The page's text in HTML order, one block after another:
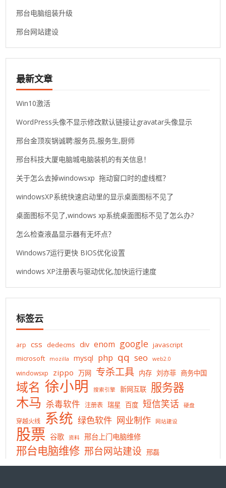
邢台电脑组装升级
邢台网站建设
最新文章
Win10激活
WordPress头像不显示修改默认链接让gravatar头像显示
邢台金顶炭锅诚聘:服务员,服务生,厨师
邢台科技大厦电脑城电脑装机的有关信息！
关于怎么去掉windowsxp 拖动窗口时的虚线框？
windowsXP系统快速启动里的显示桌面图标不见了
桌面图标不见了,windows xp系统桌面图标不见了怎么办?
怎么检查液晶显示器有无坏点？
Windows7运行更快 BIOS优化设置
windows XP注册表与驱动优化,加快运行速度
标签云
arp css dedecms div enom google javascript
microsoft
mozilla mysql php qq seo web2.0
windowsxp zippo 万网 专杀工具 内存 刘亦菲 商务中国
域名 徐小明 搜索引擎 新网互联 服务器
木马 杀毒软件 注册表 瑞星 百度 短信笑话 硬盘
穿越火线 系统 绿色软件 网业制作 网站建设
股票 谷歌 资料 邢台上门电脑维修
邢台电脑维修 邢台网站建设 邢磊